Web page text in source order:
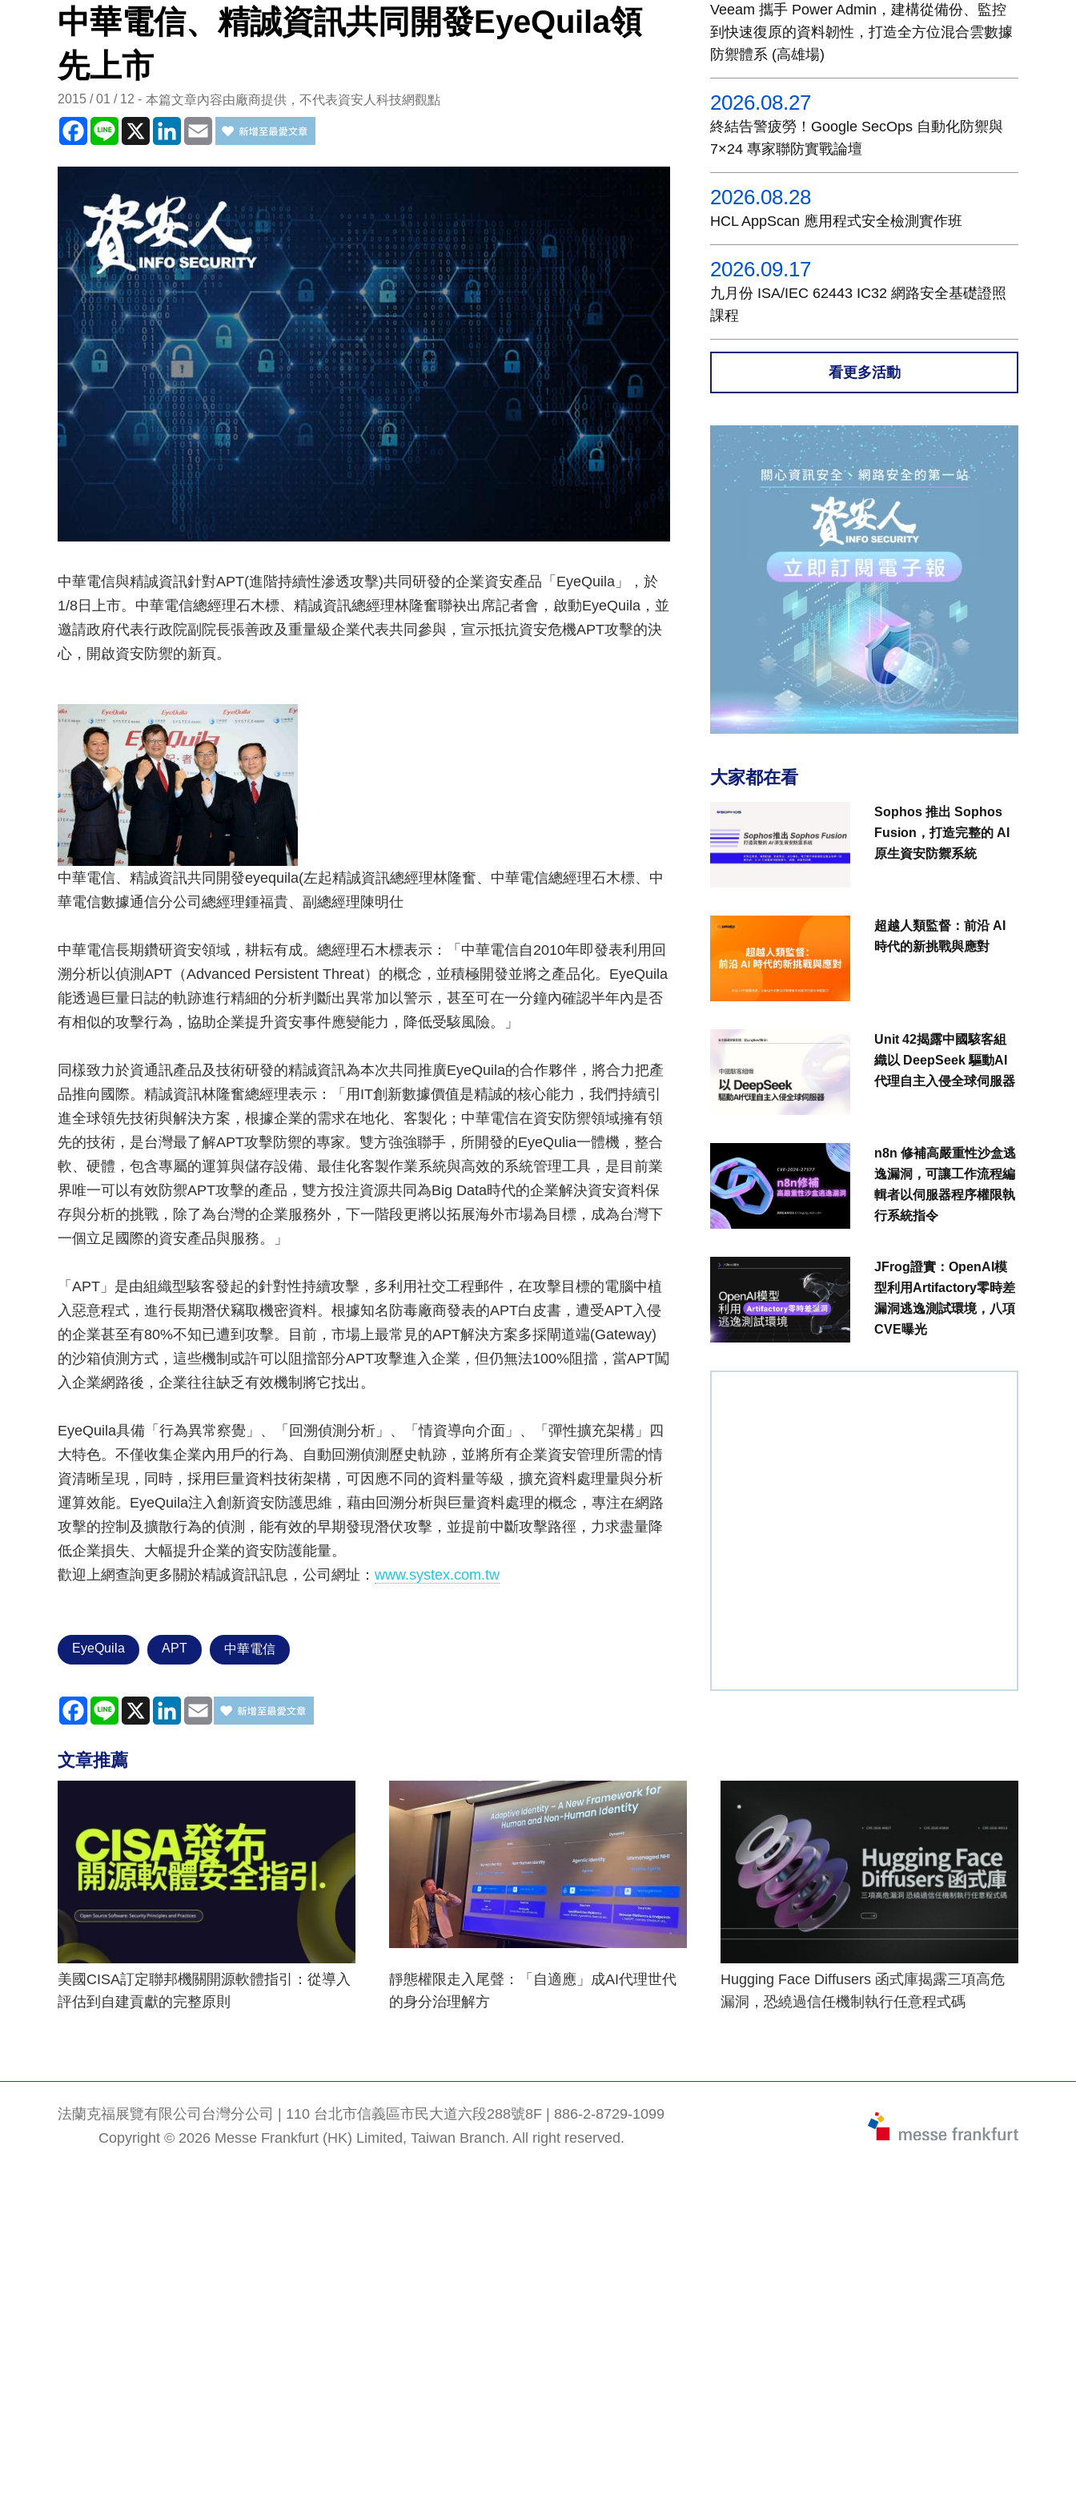
中華電信、精誠資訊共同開發EyeQuila領
先上市
2015 / 01 / 12 本篇文章內容由廠商提供，不代表資安人科技網觀點
Facebook
Line X LinkedInEmail
中華電信與精誠資訊針對APT(進階持續性滲透攻擊)共同研發的企業資安產品「EyeQuila」，於
1/8日上市。中華電信總經理石木標、精誠資訊總經理林隆奮聯袂出席記者會，啟動EyeQuila，並
邀請政府代表行政院副院長張善政及重量級企業代表共同參與，宣示抵抗資安危機APT攻擊的決
心，開啟資安防禦的新頁。
中華電信、精誠資訊共同開發eyequila(左起精誠資訊總經理林隆奮、中華電信總經理石木標、中
華電信數據通信分公司總經理鍾福貴、副總經理陳明仕
中華電信長期鑽研資安領域，耕耘有成。總經理石木標表示：「中華電信自2010年即發表利用回
溯分析以偵測APT（Advanced Persistent Threat）的概念，並積極開發並將之產品化。EyeQuila
能透過巨量日誌的軌跡進行精細的分析判斷出異常加以警示，甚至可在一分鐘內確認半年內是否
有相似的攻擊行為，協助企業提升資安事件應變能力，降低受駭風險。」
同樣致力於資通訊產品及技術研發的精誠資訊為本次共同推廣EyeQuila的合作夥伴，將合力把產
品推向國際。精誠資訊林隆奮總經理表示：「用IT創新數據價值是精誠的核心能力，我們持續引
進全球領先技術與解決方案，根據企業的需求在地化、客製化；中華電信在資安防禦領域擁有領
先的技術，是台灣最了解APT攻擊防禦的專家。雙方強強聯手，所開發的EyeQulia一體機，整合
軟、硬體，包含專屬的運算與儲存設備、最佳化客製作業系統與高效的系統管理工具，是目前業
界唯一可以有效防禦APT攻擊的產品，雙方投注資源共同為Big Data時代的企業解決資安資料保
存與分析的挑戰，除了為台灣的企業服務外，下一階段更將以拓展海外市場為目標，成為台灣下
一個立足國際的資安產品與服務。」
「APT」是由組織型駭客發起的針對性持續攻擊，多利用社交工程郵件，在攻擊目標的電腦中植
入惡意程式，進行長期潛伏竊取機密資料。根據知名防毒廠商發表的APT白皮書，遭受APT入侵
的企業甚至有80%不知已遭到攻擊。目前，市場上最常見的APT解決方案多採閘道端(Gateway)
的沙箱偵測方式，這些機制或許可以阻擋部分APT攻擊進入企業，但仍無法100%阻擋，當APT闖
入企業網路後，企業往往缺乏有效機制將它找出。
EyeQuila具備「行為異常察覺」、「回溯偵測分析」、「情資導向介面」、「彈性擴充架構」四
大特色。不僅收集企業內用戶的行為、自動回溯偵測歷史軌跡，並將所有企業資安管理所需的情
資清晰呈現，同時，採用巨量資料技術架構，可因應不同的資料量等級，擴充資料處理量與分析
運算效能。EyeQuila注入創新資安防護思維，藉由回溯分析與巨量資料處理的概念，專注在網路
攻擊的控制及擴散行為的偵測，能有效的早期發現潛伏攻擊，並提前中斷攻擊路徑，力求盡量降
低企業損失、大幅提升企業的資安防護能量。
歡迎上網查詢更多關於精誠資訊訊息，公司網址： www.systex.com.tw
EyeQuila APT 中華電信
Facebook
Line X LinkedInEmail
Veeam 攜手 Power Admin，建構從備份、監控
到快速復原的資料韌性，打造全方位混合雲數據
防禦體系 (高雄場)
2026.08.27
終結告警疲勞！Google SecOps 自動化防禦與
7×24 專家聯防實戰論壇
2026.08.28
HCL AppScan 應用程式安全檢測實作班
2026.09.17
九月份 ISA/IEC 62443 IC32 網路安全基礎證照
課程
看更多活動
大家都在看
Sophos 推出 Sophos
Fusion，打造完整的 AI
原生資安防禦系統
超越人類監督：前沿 AI
時代的新挑戰與應對
Unit 42揭露中國駭客組
織以 DeepSeek 驅動AI
代理自主入侵全球伺服器
n8n 修補高嚴重性沙盒逃
逸漏洞，可讓工作流程編
輯者以伺服器程序權限執
行系統指令
JFrog證實：OpenAI模
型利用Artifactory零時差
漏洞逃逸測試環境，八項
CVE曝光
文章推薦
美國CISA訂定聯邦機關開源軟體指引：從導入
評估到自建貢獻的完整原則
靜態權限走入尾聲：「自適應」成AI代理世代
的身分治理解方
Hugging Face Diffusers 函式庫揭露三項高危
漏洞，恐繞過信任機制執行任意程式碼
法蘭克福展覽有限公司台灣分公司 | 110 台北市信義區市民大道六段288號8F | 886-2-8729-1099
Copyright © 2026 Messe Frankfurt (HK) Limited, Taiwan Branch. All right reserved.